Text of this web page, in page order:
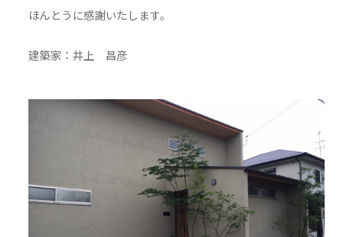
ほんとうに感謝いたします。
建築家：井上 昌彦